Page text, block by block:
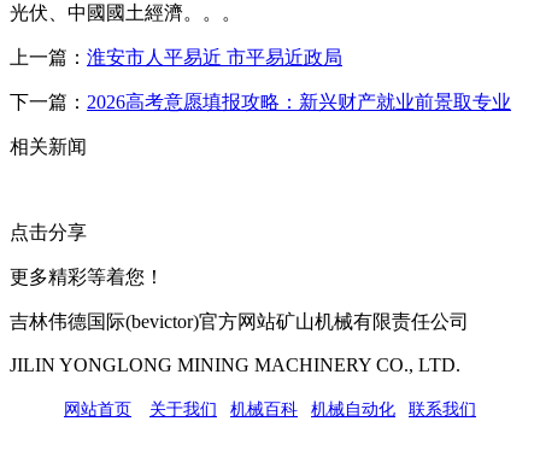
光伏、中國國土經濟。。。
上一篇： 淮安市人平易近 市平易近政局
下一篇： 2026高考意愿填报攻略：新兴财产就业前景取专业
相关新闻
点击分享
更多精彩等着您！
吉林伟德国际(bevictor)官方网站矿山机械有限责任公司
JILIN YONGLONG MINING MACHINERY CO., LTD.
网站首页 关于我们 机械百科 机械自动化 联系我们